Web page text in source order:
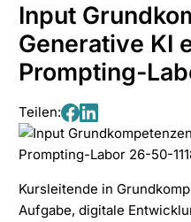
Input
Generative KI
Prompting-
Teilen:
Teilen
auf
Teilen
auf
Kursleitende in
Aufgabe, digitale